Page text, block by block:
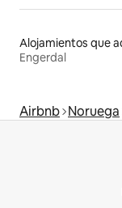
Engerdal
Airbnb Noruega